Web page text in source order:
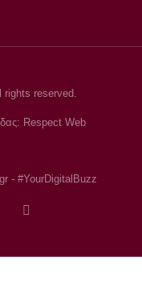
rights reserved.
Respect Web
- #YourDigitalBuzz